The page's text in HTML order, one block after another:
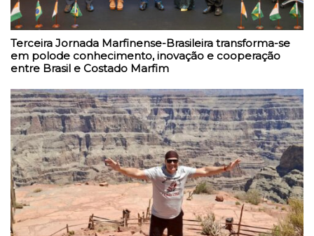
Terceira Jornada Marfinense-Brasileira transforma-se
em polode conhecimento, inovação e cooperação
entre Brasil e Costado Marfim